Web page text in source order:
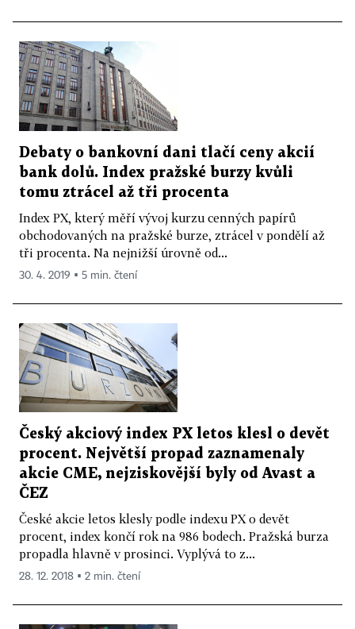
Debaty o bankovní dani tlačí ceny akcií
bank dolů. Index pražské burzy kvůli
tomu ztrácel až tři procenta
Index PX, který měří vývoj kurzu cenných papírů
obchodovaných na pražské burze, ztrácel v pondělí až
tři procenta. Na nejnižší úrovně od...
30. 4. 2019 ▪ 5 min. čtení
Český akciový index PX letos klesl o devět
procent. Největší propad zaznamenaly
akcie CME, nejziskovější byly od Avast a
ČEZ
České akcie letos klesly podle indexu PX o devět
procent, index končí rok na 986 bodech. Pražská burza
propadla hlavně v prosinci. Vyplývá to z...
28. 12. 2018 ▪ 2 min. čtení